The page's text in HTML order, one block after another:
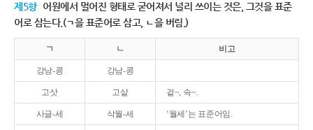
제5항 어원에서 멀어진 형태로 굳어져서 널리 쓰이는 것은, 그것을 표준
어로 삼는다.(ㄱ을 표준어로 삼고, ㄴ을 버림.)
ㄱ ㄴ 비고
강낭-콩 강남-콩
고삿 고샅 겉~, 속~.
사글-세 삭월-세 ‘월세’는 표준어임.